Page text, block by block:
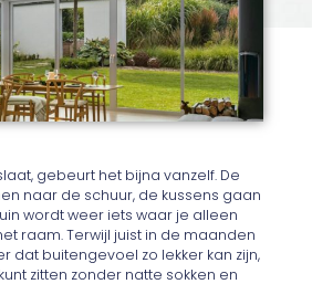
gebeurt het bijna vanzelf. De
naar de schuur, de kussens gaan
wordt weer iets waar je alleen
raam. Terwijl juist in de maanden
dat buitengevoel zo lekker kan zijn,
zitten zonder natte sokken en